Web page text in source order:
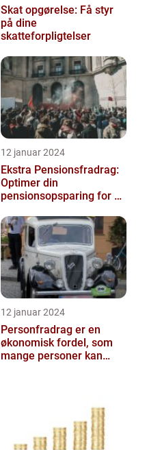
Skat opgørelse: Få styr
på dine
skatteforpligtelser
12 januar 2024
Ekstra Pensionsfradrag:
Optimer din
pensionsopsparing for en
12 januar 2024
Personfradrag er en
økonomisk fordel, som
mange personer kan